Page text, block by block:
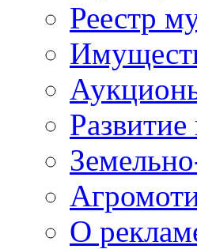
Реестр
О